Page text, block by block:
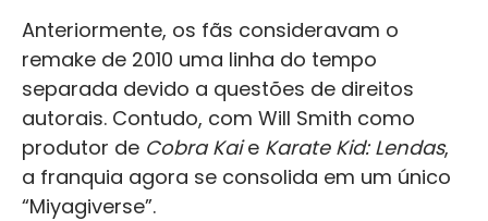
Anteriormente, os fãs consideravam o
remake de 2010 uma linha do tempo
separada devido a questões de direitos
autorais. Contudo, com Will Smith como
produtor de Cobra Kaie Karate Kid: Lendas,
a franquia agora se consolida em um único
“Miyagiverse”.